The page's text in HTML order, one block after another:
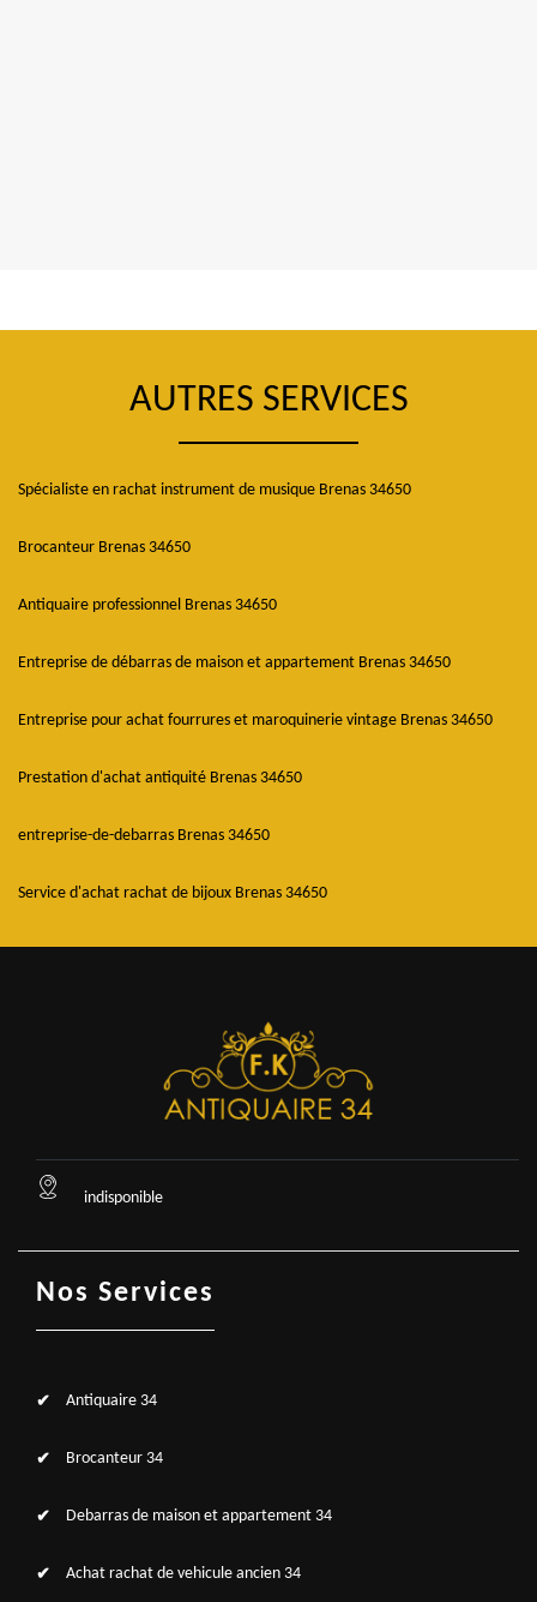
AUTRES SERVICES
Spécialiste en rachat instrument de musique Brenas 34650
Brocanteur Brenas 34650
Antiquaire professionnel Brenas 34650
Entreprise de débarras de maison et appartement Brenas 34650
Entreprise pour achat fourrures et maroquinerie vintage Brenas 34650
Prestation d'achat antiquité Brenas 34650
entreprise-de-debarras Brenas 34650
Service d'achat rachat de bijoux Brenas 34650
indisponible
Nos Services
Antiquaire 34
Brocanteur 34
Debarras de maison et appartement 34
Achat rachat de vehicule ancien 34